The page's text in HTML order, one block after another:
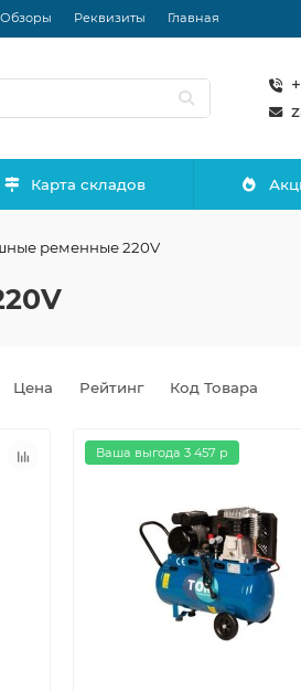
Обзоры Реквизиты Главная
Карта складов
ременные 220V
Цена Рейтинг Код Товара
Ваша выгода 3 457 р